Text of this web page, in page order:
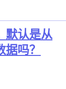
默认是从
吗？